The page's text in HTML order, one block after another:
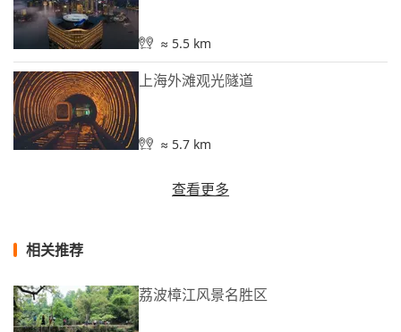
≈ 5.5 km
上海外滩观光隧道
≈ 5.7 km
查看更多
相关推荐
荔波樟江风景名胜区